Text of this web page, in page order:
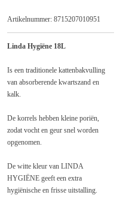
Artikelnummer: 8715207010951
Linda Hygiëne 18L
Is een traditionele kattenbakvulling
van absorberende kwartszand en
kalk.
De korrels hebben kleine poriën,
zodat vocht en geur snel worden
opgenomen.
De witte kleur van LINDA
HYGIËNE geeft een extra
hygiënische en frisse uitstalling.